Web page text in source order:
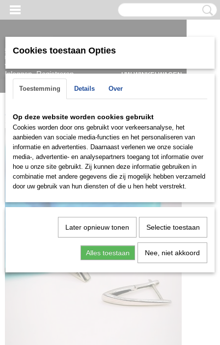
Inloggen Registreren
UW WINKELWAGEN
Home > Oorbel> Zilver >OZD0800
Cookies toestaan Opties
Toestemming Details Over
Op deze website worden cookies gebruikt
Cookies worden door ons gebruikt voor verkeersanalyse, het
aanbieden van sociale media-functies en het personaliseren van
informatie en advertenties. Daarnaast verlenen we onze sociale
media-, advertentie- en analysepartners toegang tot informatie over
hoe u onze site gebruikt. Zij kunnen deze informatie gebruiken in
combinatie met andere gegevens die zij mogelijk hebben verzameld
door uw gebruik van hun diensten of die u hen hebt verstrekt.
Later opnieuw tonen Selectie toestaan
Alles toestaan Nee, niet akkoord